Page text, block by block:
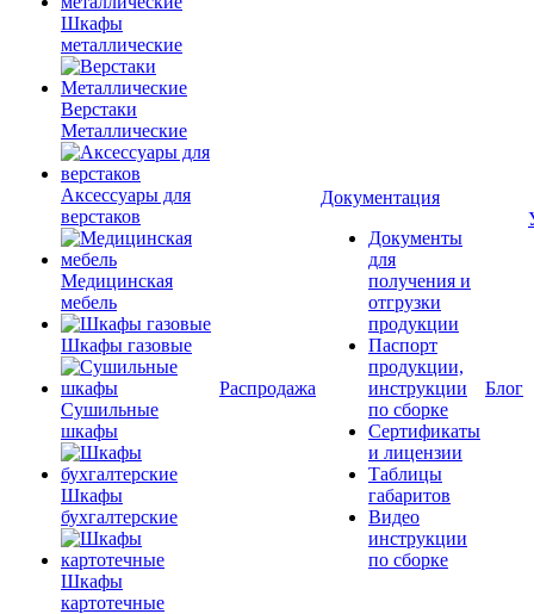
Шкафы
металлические
Верстаки
Металлические
Аксессуары для
верстаков
Медицинская
мебель
Шкафы газовые
Сушильные
шкафы
Шкафы
бухгалтерские
Шкафы
картотечные
Распродажа
Документация
Документы
для
получения и
отгрузки
продукции
Паспорт
продукции,
инструкции
по сборке
Сертификаты
и лицензии
Таблицы
габаритов
Видео
инструкции
по сборке
Блог